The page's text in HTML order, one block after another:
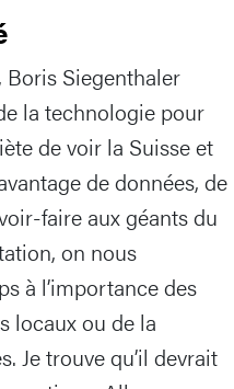
Boris Siegenthaler
la technologie pour
de voir la Suisse et
de données, de
faire aux géants du
on nous
à l’importance des
locaux ou de la
Je trouve qu’il devrait